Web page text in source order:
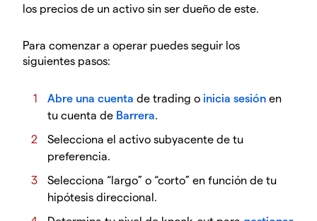
los precios de un activo sin ser dueño de este.
Para comenzar a operar puedes seguir los
siguientes pasos:
Abre una cuenta de trading o inicia sesión en
tu cuenta de Barrera.
Selecciona el activo subyacente de tu
preferencia.
Selecciona “largo” o “corto” en función de tu
hipótesis direccional.